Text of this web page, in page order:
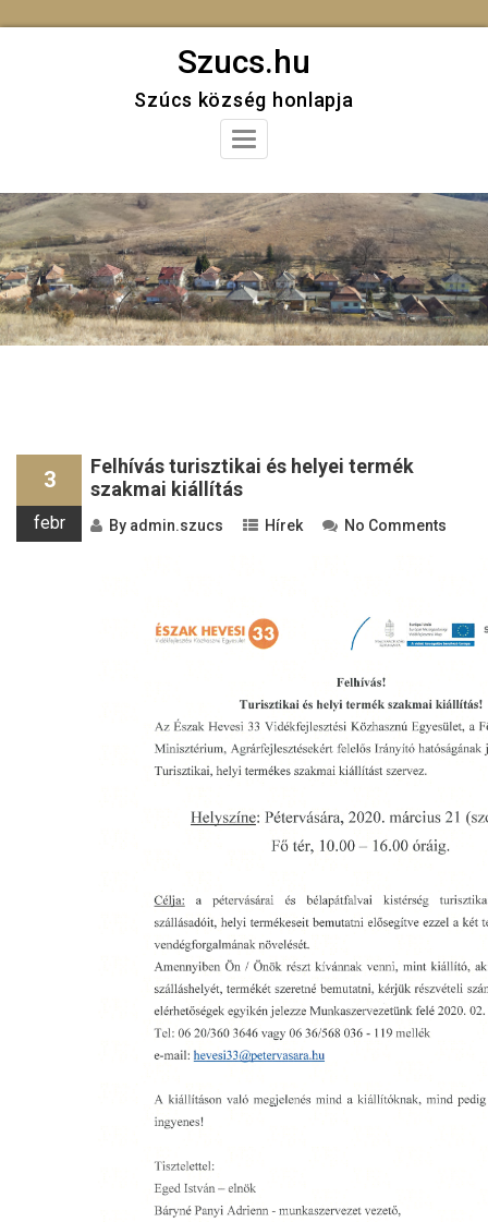
Szucs.hu
Szúcs község honlapja
Toggle
3
febr
Felhívás turisztikai és helyei termék
szakmai kiállítás
By admin.szucs Hírek No Comments